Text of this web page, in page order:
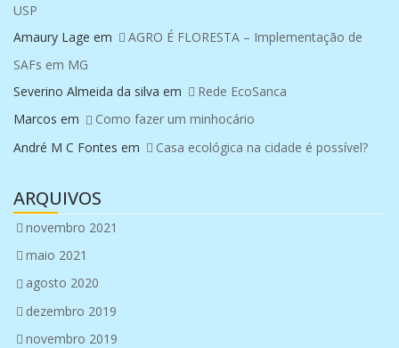
USP
Amaury Lage em
AGRO É FLORESTA – Implementação de
SAFs em MG
Severino Almeida da silva em
Rede EcoSanca
Marcos em
Como fazer um minhocário
André M C Fontes em Casa ecológica na cidade é possível?
ARQUIVOS
novembro 2021
maio 2021
agosto 2020
dezembro 2019
novembro 2019